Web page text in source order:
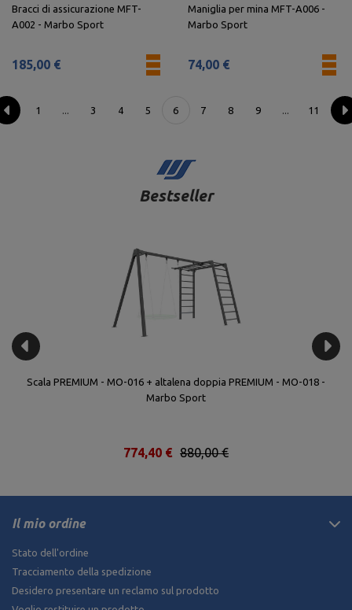
Bracci di assicurazione MFT-
A002 - Marbo Sport
185,00 €
Maniglia per mina MFT-A006 -
Marbo Sport
74,00 €
1 ... 3 4 5 6 7 8 9 ... 11
Bestseller
Scala PREMIUM - MO-016 + altalena doppia PREMIUM - MO-018 -
Marbo Sport
880,00 €
774,40 €
Il mio ordine
Stato dell'ordine
Tracciamento della spedizione
Desidero presentare un reclamo sul prodotto